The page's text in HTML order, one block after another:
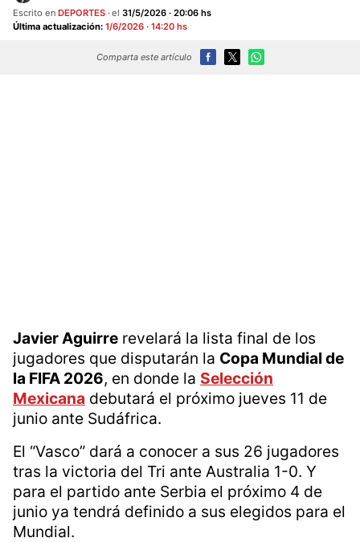
Escrito en DEPORTES el 31/5/2026 · 20:06 hs
Última actualización: 1/6/2026 · 14:20 hs
Comparta este artículo
Javier Aguirre revelará la lista final de los
jugadores que disputarán la Copa Mundial de
la FIFA 2026, en donde la Selección
Mexicana debutará el próximo jueves 11 de
junio ante Sudáfrica.
El “Vasco” dará a conocer a sus 26 jugadores
tras la victoria del Tri ante Australia 1-0. Y
para el partido ante Serbia el próximo 4 de
junio ya tendrá definido a sus elegidos para el
Mundial.